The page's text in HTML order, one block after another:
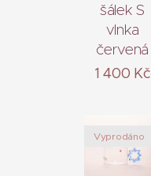
šálek S
vlnka
červená
1 400 Kč
Vyprodáno